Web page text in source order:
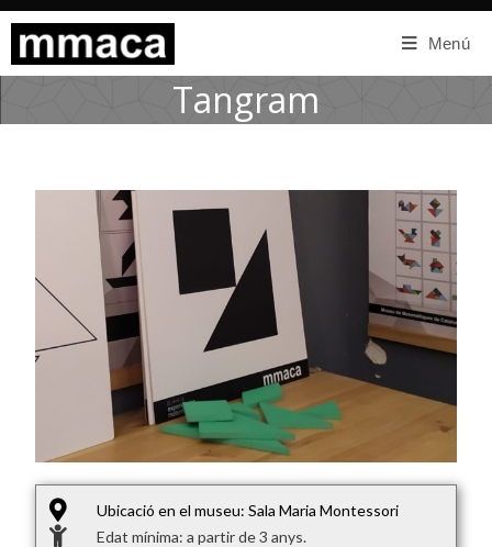
Menú
Tangram
Ubicació en el museu: Sala Maria Montessori
Edat mínima: a partir de 3 anys.